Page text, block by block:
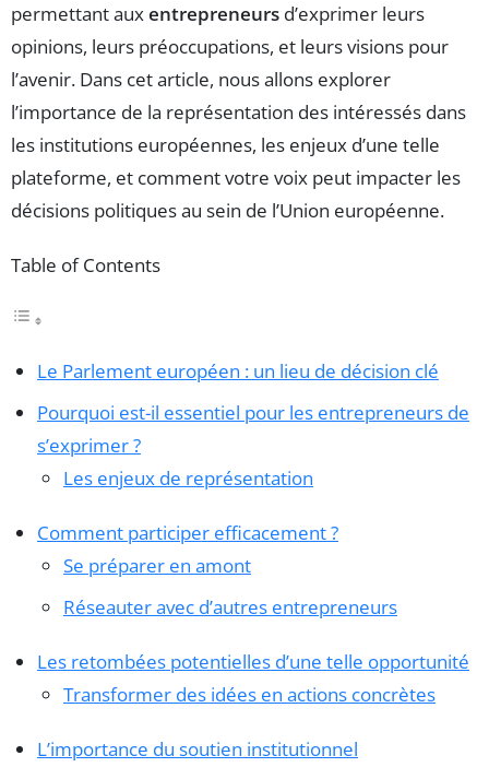
permettant auxentrepreneurs d’exprimer leurs
opinions, leurs préoccupations, et leurs visions pour
l’avenir. Dans cet article, nous allons explorer
l’importance de la représentation des intéressés dans
les institutions européennes, les enjeux d’une telle
plateforme, et comment votre voix peut impacter les
décisions politiques au sein de l’Union européenne.
Table of Contents
Le Parlement européen : un lieu de décision clé
Pourquoi est-il essentiel pour les entrepreneurs de
s’exprimer ?
Les enjeux de représentation
Comment participer efficacement ?
Se préparer en amont
Réseauter avec d’autres entrepreneurs
Les retombées potentielles d’une telle opportunité
Transformer des idées en actions concrètes
L’importance du soutien institutionnel